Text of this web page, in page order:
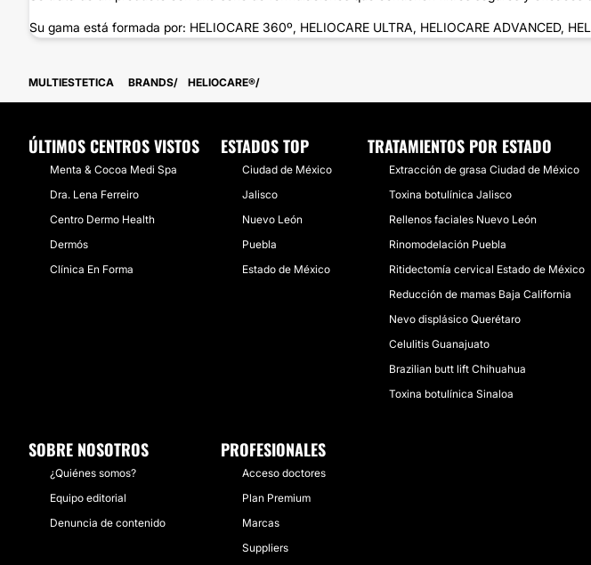
Su gama está formada por: HELIOCARE 360º, HELIOCARE ULTRA, HELIOCARE ADVANCED,
MULTIESTETICA BRANDS HELIOCARE®
ÚLTIMOS CENTROS VISTOS
Menta & Cocoa Medi Spa
Dra. Lena Ferreiro
Centro Dermo Health
Dermós
Clínica En Forma
ESTADOS TOP
Ciudad de México
Jalisco
Nuevo León
Puebla
Estado de México
TRATAMIENTOS POR ESTADO
Extracción de grasa Ciudad de México
Toxina botulínica Jalisco
Rellenos faciales Nuevo León
Rinomodelación Puebla
Ritidectomía cervical Estado de México
Reducción de mamas Baja California
Nevo displásico Querétaro
Celulitis Guanajuato
Brazilian butt lift Chihuahua
Toxina botulínica Sinaloa
SOBRE NOSOTROS
¿Quiénes somos?
Equipo editorial
Denuncia de contenido
PROFESIONALES
Acceso doctores
Plan Premium
Marcas
Suppliers